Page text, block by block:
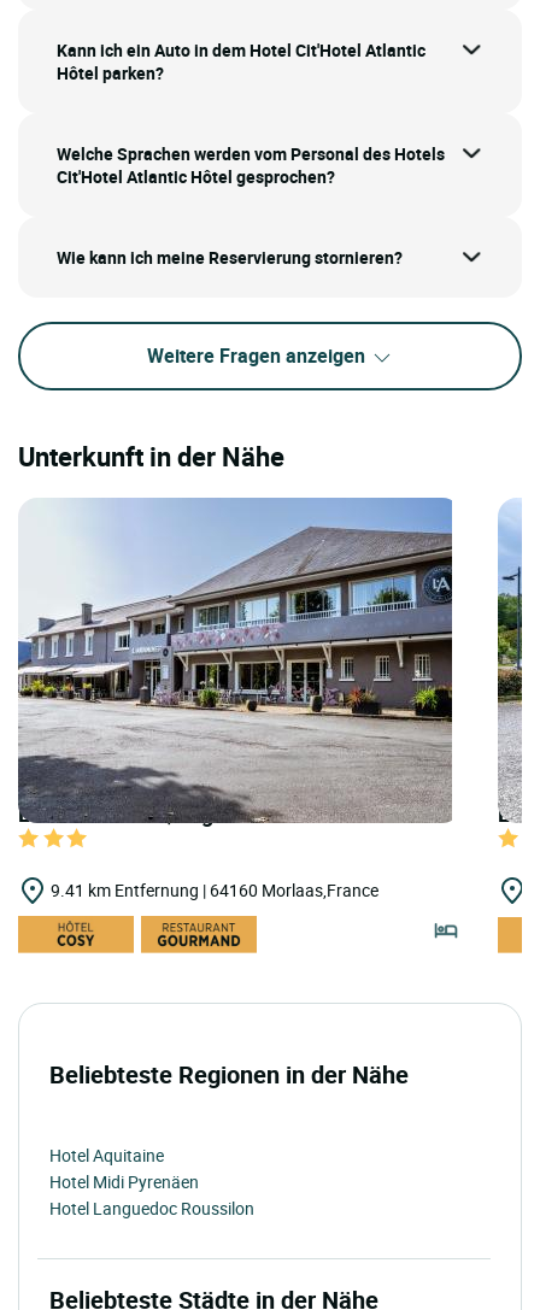
Kann ich ein Auto in dem Hotel Cit'Hotel Atlantic
Hôtel parken?
Welche Sprachen werden vom Personal des Hotels
Cit'Hotel Atlantic Hôtel gesprochen?
Wie kann ich meine Reservierung stornieren?
Weitere Fragen anzeigen
Unterkunft in der Nähe
LOGIS HOTELS | Logis Hôtel l'Amandier
9.41 km Entfernung | 64160 Morlaas,France
Beliebteste Regionen in der Nähe
Hotel Aquitaine
Hotel Midi Pyrenäen
Hotel Languedoc Roussilon
Beliebteste Städte in der Nähe